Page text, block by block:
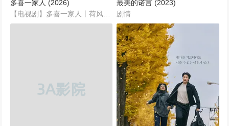
多喜一家人 (2026)
【电视剧】多喜一家人丨荷风吹丨【2026】...
最美的诺言 (2023)
剧情